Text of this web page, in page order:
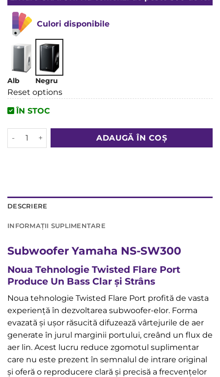
Culori disponibile
Alb Negru
Reset options
ÎN STOC
Cantitate Subwoofer Yamaha NS-SW300
ADAUGĂ ÎN COȘ
DESCRIERE
INFORMAȚII SUPLIMENTARE
Subwoofer Yamaha NS-SW300
Noua Tehnologie Twisted Flare Port
Produce Un Bass Clar și Strâns
Noua tehnologie Twisted Flare Port profită de vasta
experiență în dezvoltarea subwoofer-elor. Forma
evazată și ușor răsucită difuzează vârtejurile de aer
generate în jurul marginii portului, creând un flux de
aer lin. Acest lucru reduce zgomotul suplimentar
care nu este prezent în semnalul de intrare original
și oferă o reproducere clară și precisă a frecvențelor